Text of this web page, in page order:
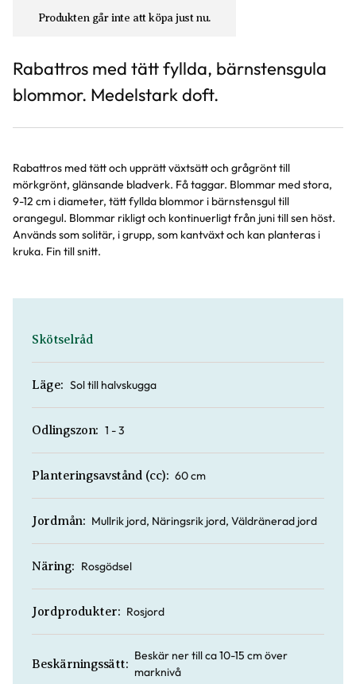
Produkten går inte att köpa just nu.
Rabattros med tätt fyllda, bärnstensgula
blommor. Medelstark doft.
Rabattros med tätt och upprätt växtsätt och grågrönt till
mörkgrönt, glänsande bladverk. Få taggar. Blommar med stora,
9-12 cm i diameter, tätt fyllda blommor i bärnstensgul till
orangegul. Blommar rikligt och kontinuerligt från juni till sen höst.
Används som solitär, i grupp, som kantväxt och kan planteras i
kruka. Fin till snitt.
Skötselråd
Läge: Sol till halvskugga
Odlingszon: 1 - 3
Planteringsavstånd (cc): 60 cm
Jordmån: Mullrik jord, Näringsrik jord, Väldränerad jord
Näring: Rosgödsel
Jordprodukter: Rosjord
Beskärningssätt:
Beskär ner till ca 10-15 cm över
marknivå